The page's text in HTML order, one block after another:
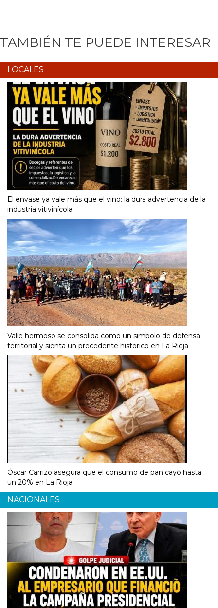
TAMBIÉN TE PUEDE INTERESAR
LOCALES
El envase ya vale más que el vino: la dura advertencia de la
industria vitivinícola
Valle hermoso se consolida como un simbolo de defensa
territorial y sienta un precedente historico en La Rioja
Óscar Carrizo asegura que el consumo de pan cayó hasta
un 20% en La Rioja
NACIONALES